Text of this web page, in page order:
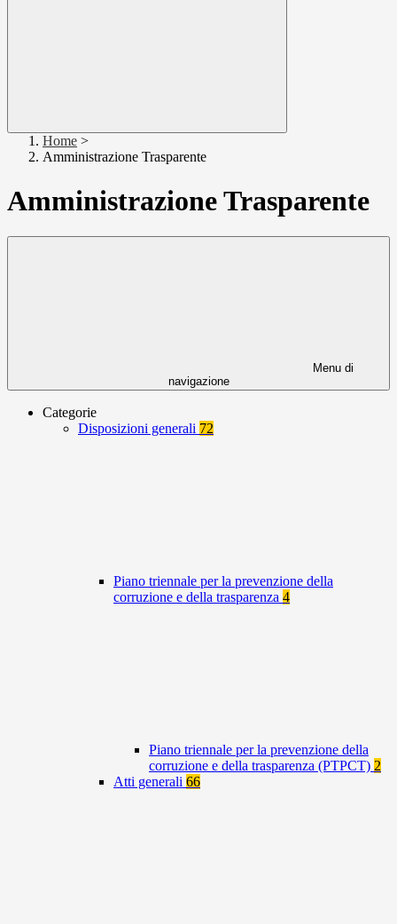
Home >
Amministrazione Trasparente
Amministrazione Trasparente
Menu di
navigazione
Categorie
Disposizioni generali 72
Piano triennale per la prevenzione della
corruzione e della trasparenza 4
Piano triennale per la prevenzione della
corruzione e della trasparenza (PTPCT) 2
Atti generali 66